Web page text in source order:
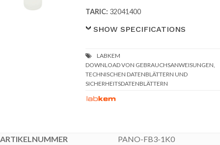
TARIC: 32041400
SHOW SPECIFICATIONS
DOWNLOAD VON GEBRAUCHSANWEISUNGEN,
TECHNISCHEN DATENBLÄTTERN UND
SICHERHEITSDATENBLÄTTERN
PANO-FB3-1K0